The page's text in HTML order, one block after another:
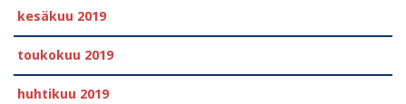
kesäkuu 2019
toukokuu 2019
huhtikuu 2019